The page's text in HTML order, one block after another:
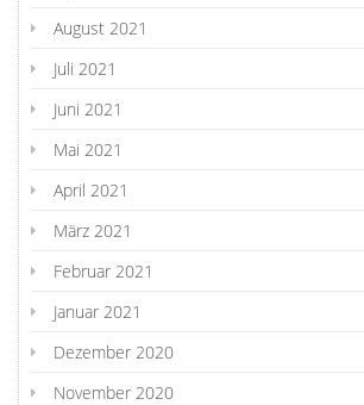
August 2021
Juli 2021
Juni 2021
Mai 2021
April 2021
März 2021
Februar 2021
Januar 2021
Dezember 2020
November 2020